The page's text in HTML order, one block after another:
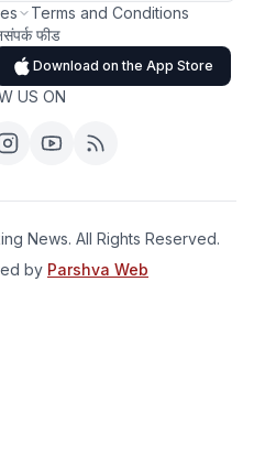
Terms and Conditions
फीड
Download on the App Store
US ON
News. All Rights Reserved.
by Parshva Web